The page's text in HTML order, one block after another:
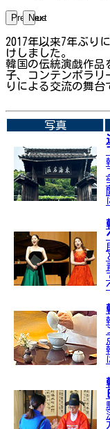
Previous
Next
2017年以来7年ぶり
けしました。
韓国の伝統演戯作品
子、コンテンポラリ
りによる交流の舞台
写真